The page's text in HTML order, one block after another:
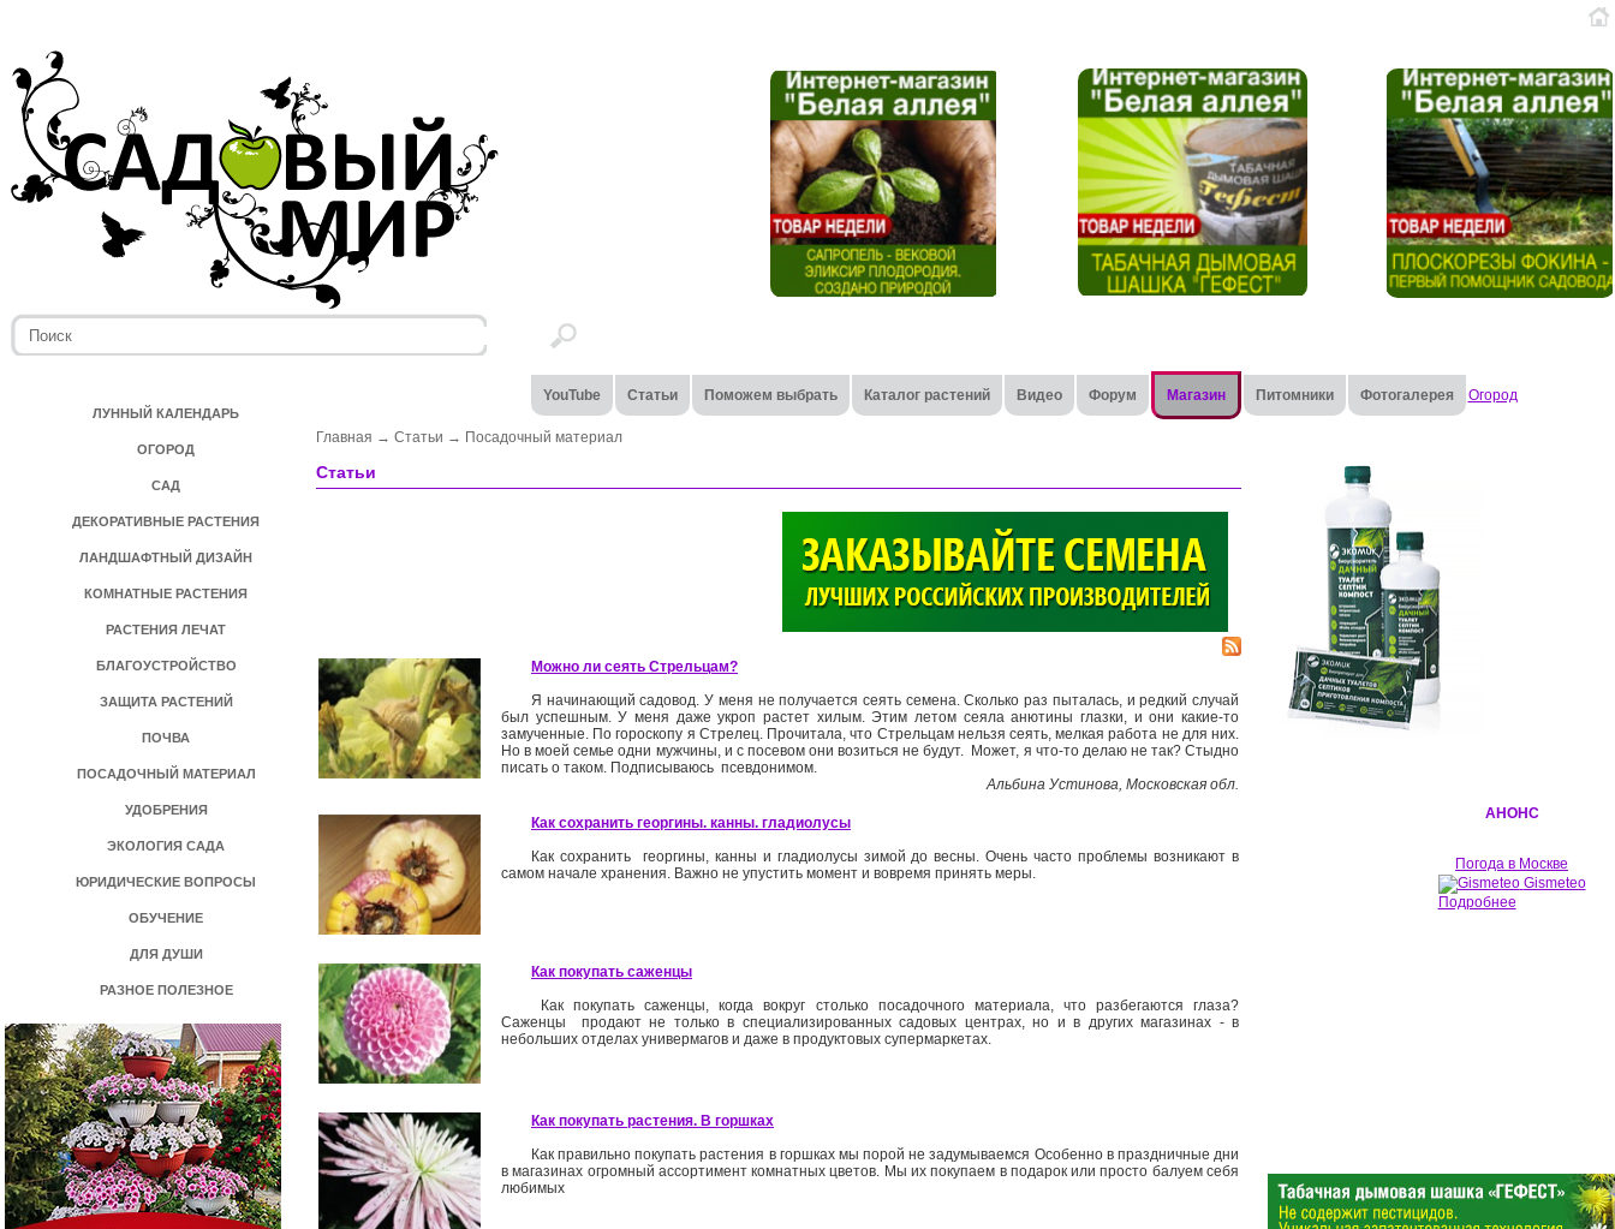
ЛУННЫЙ КАЛЕНДАРЬ
ОГОРОД
САД
ДЕКОРАТИВНЫЕ РАСТЕНИЯ
ЛАНДШАФТНЫЙ ДИЗАЙН
КОМНАТНЫЕ РАСТЕНИЯ
РАСТЕНИЯ ЛЕЧАТ
БЛАГОУСТРОЙСТВО
ЗАЩИТА РАСТЕНИЙ
ПОЧВА
ПОСАДОЧНЫЙ МАТЕРИАЛ
УДОБРЕНИЯ
ЭКОЛОГИЯ САДА
ЮРИДИЧЕСКИЕ ВОПРОСЫ
ОБУЧЕНИЕ
ДЛЯ ДУШИ
РАЗНОЕ ПОЛЕЗНОЕ
YouTube Статьи Поможем выбрать Каталог растений Видео Форум Магазин Питомники Фотогалерея Огород
Главная → Статьи → Посадочный материал
Статьи
Можно ли сеять Стрельцам?
Я начинающий садовод. У меня не получается сеять семена. Сколько раз пыталась, и редкий случай
был успешным. У меня даже укроп растет хилым. Этим летом сеяла анютины глазки, и они какие-то
замученные. По гороскопу я Стрелец. Прочитала, что Стрельцам нельзя сеять, мелкая работа не для них.
Но в моей семье одни мужчины, и с посевом они возиться не будут. Может, я что-то делаю не так? Стыдно
писать о таком. Подписываюсь псевдонимом.
Альбина Устинова, Московская обл.
Как сохранить георгины. канны. гладиолусы
Как сохранить георгины, канны и гладиолусы зимой до весны. Очень часто проблемы возникают в
самом начале хранения. Важно не упустить момент и вовремя принять меры.
Как покупать саженцы
Как покупать саженцы, когда вокруг столько посадочного материала, что разбегаются глаза?
Саженцы продают не только в специализированных садовых центрах, но и в других магазинах - в
небольших отделах универмагов и даже в продуктовых супермаркетах.
Как покупать растения. В горшках
Как правильно покупать растения в горшках мы порой не задумываемся Особенно в праздничные дни
в магазинах огромный ассортимент комнатных цветов. Мы их покупаем в подарок или просто балуем себя
любимых
АНОНС
Погода в Москве
Gismeteo
Подробнее